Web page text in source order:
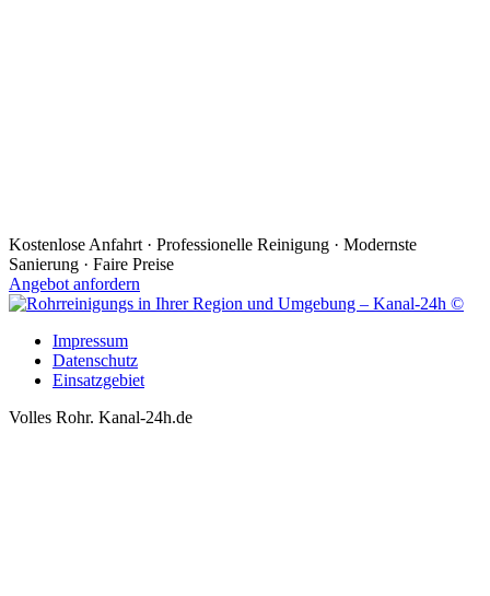
Kostenlose Anfahrt · Professionelle Reinigung · Modernste
Sanierung · Faire Preise
Angebot anfordern
Impressum
Datenschutz
Einsatzgebiet
Volles Rohr. Kanal-24h.de